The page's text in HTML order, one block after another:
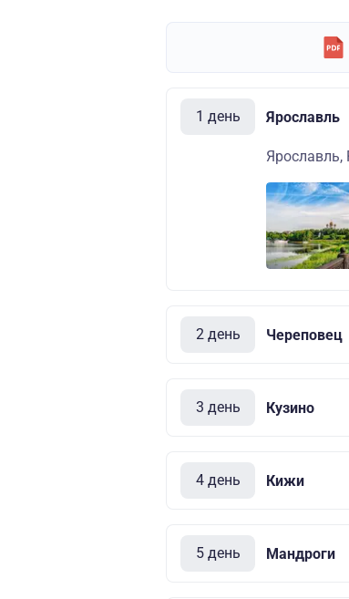
1 день Ярославль
Ярославль,
2 день Череповец
3 день Кузино
4 день Кижи
5 день Мандроги